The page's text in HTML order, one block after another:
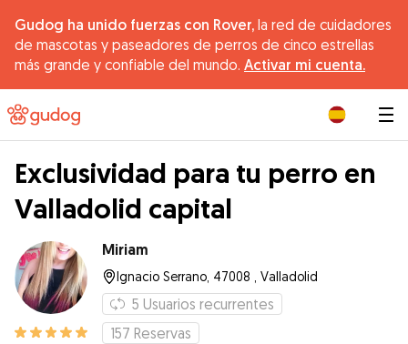
Gudog ha unido fuerzas con Rover, la red de cuidadores
de mascotas y paseadores de perros de cinco estrellas
más grande y confiable del mundo. Activar mi cuenta.
Exclusividad para tu perro en
Valladolid capital
Miriam
Ignacio Serrano, 47008 , Valladolid
5 Usuarios recurrentes
157 Reservas